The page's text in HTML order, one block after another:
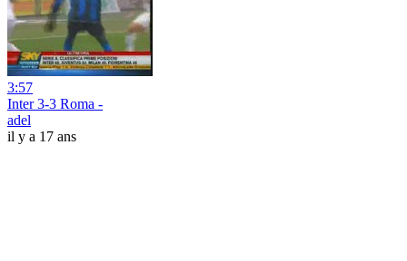
3:57
Inter 3-3 Roma -
adel
il y a 17 ans